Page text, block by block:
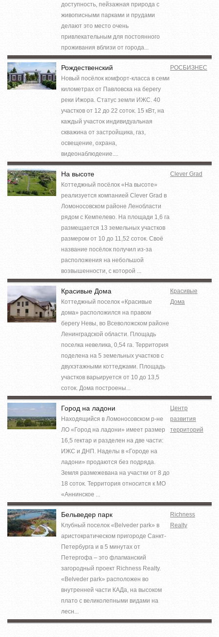
доступность, пейзажная природа с
живописными парками и прудами
делают это место очень
привлекательным для постоянного
проживания вблизи от города...
Рождественский
Новый посёлок комфорт-класса в семи
километрах от Павловска на берегу
реки Ижора. Статус земли ИЖС. 40
участков от 12 до 22 соток. 15 кВт, на
каждый участок индивидуальная
скважина от застройщика, газ,
освещение, охрана,
видеонаблюдение....
РОСБИЗНЕС
На высоте
Коттеджный посёлок «На высоте»
реализуется компанией Clever Grad в
Ломоносовском районе Ленобласти
рядом с Кемпелево. На площади 1,6 га
размещается 13 земельных участков
размером от 10 до 11,52 соток. Своё
название посёлок получил из-за
расположения на небольшой
возвышенности, с которой ...
Clever Grad
Красивые Дома
Коттеджный поселок «Красивые
дома» расположился на правом
берегу Невы, во Всеволожском районе
Ленинградской области. Площадь
поселка невелика, 0,54 га. Территория
поделена на 5 земельных участков с
двухэтажными коттеджами. Площадь
участков варьируется от 10 до 13,5
соток. Дома построены...
Красивые
Дома
Город на ладони
Находящийся в Ломоносовском р-не
ЛО «Город на ладони» имеет размер
16,5 гектар и разделен на две части:
ИЖС и ДНП. Наделы в «Городе на
ладони» продаются без подряда.
Земля размежевана на участки от 8 до
18 соток. Территория относится к МО
«Аннинское ...
Центр
развития
территорий
Бельведер парк
Клубный поселок «Belveder park» в
аристократическом пригороде Санкт-
Петербурга и в 5 минутах от
Петергофа – это флагманский
загородный проект Richness Realty.
«Belveder park» расположен во
внутренней части КАДа, на высоком
плато с великолепными видами на
лесн...
Richness
Realty